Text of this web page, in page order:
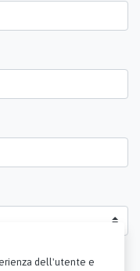
dell'utente e